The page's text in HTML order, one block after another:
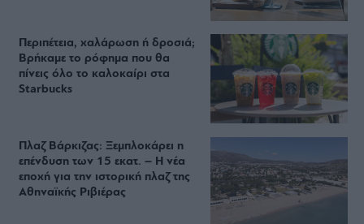
Περιπέτεια, χαλάρωση ή δροσιά;
Βρήκαμε το ρόφημα που θα
πίνεις όλο το καλοκαίρι στα
Starbucks
Πλαζ Βάρκιζας: Ξεμπλοκάρει η
επένδυση των 15 εκατ. – Η νέα
εποχή για την ιστορική πλαζ της
Αθηναϊκής Ριβιέρας